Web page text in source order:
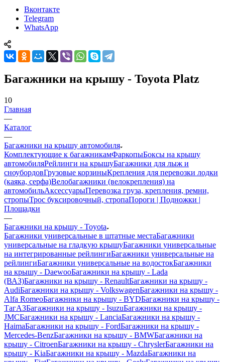
Вконтакте
Telegram
WhatsApp
Багажники на крышу - Toyota Platz
10
Главная
—
Каталог
—
Багажники на крышу автомобиля
Комплектующие к багажникамФаркопыБоксы на крышу
автомобиляРейлинги на крышуБагажники для лыж и
сноубордовГрузовые корзиныКрепления для перевозки лодки
(каяка, серфа)Велобагажники (велокрепления) на
автомобильАксессуарыПеревозка груза, крепления, ремни,
стропыТрос буксировочный, стропаПороги | Подножки |
Площадки
—
Багажники на крышу - Toyota
Багажники универсальные в штатные местаБагажники
универсальные на гладкую крышуБагажники универсальные
на интегрированные рейлингиБагажники универсальные на
рейлингиБагажники универсальные на водостокБагажники
на крышу - DaewooБагажники на крышу - Lada
(ВАЗ)Багажники на крышу - RenaultБагажники на крышу -
AudiБагажники на крышу - VolkswagenБагажники на крышу -
Alfa RomeoБагажники на крышу - BYDБагажники на крышу -
ТагАЗБагажники на крышу - IsuzuБагажники на крышу -
JMCБагажники на крышу - LanciaБагажники на крышу -
HaimaБагажники на крышу - FordБагажники на крышу -
Mercedes-BenzБагажники на крышу - BMWБагажники на
крышу - CitroenБагажники на крышу - ChryslerБагажники на
крышу - KiaБагажники на крышу - MazdaБагажники на